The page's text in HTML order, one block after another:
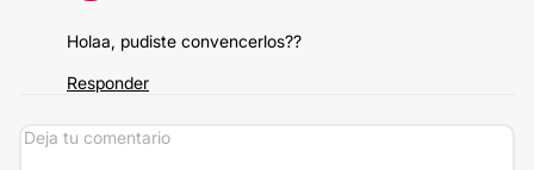
Holaa, pudiste convencerlos??
Responder